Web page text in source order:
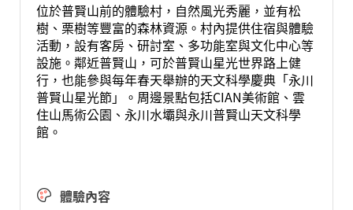
位於普賢山前的體驗村，自然風光秀麗，並有松
樹、栗樹等豐富的森林資源。村內提供住宿與體驗
活動，設有客房、研討室、多功能室與文化中心等
設施。鄰近普賢山，可於普賢山星光世界路上健
行，也能參與每年春天舉辦的天文科學慶典「永川
普賢山星光節」。周邊景點包括CIAN美術館、雲
住山馬術公園、永川水壩與永川普賢山天文科學
館。
體驗內容